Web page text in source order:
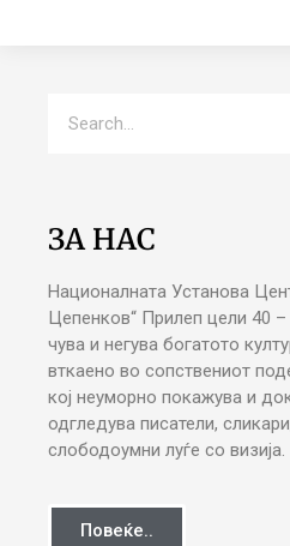
ЗА НАС
Националната Установа
Цепенков“ Прилеп цели 40
чува и негува богатото
вткаено во сопствениот
кој неуморно покажува и
одгледува писатели,
слободоумни луѓе со визија.
Повеќе..